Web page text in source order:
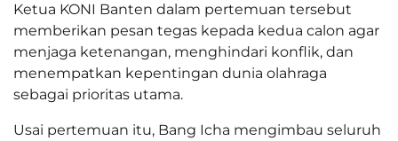
Ketua KONI Banten dalam pertemuan tersebut
memberikan pesan tegas kepada kedua calon agar
menjaga ketenangan, menghindari konflik, dan
menempatkan kepentingan dunia olahraga
sebagai prioritas utama.
Usai pertemuan itu, Bang Icha mengimbau seluruh